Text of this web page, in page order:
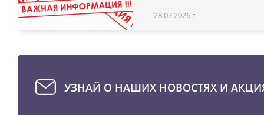
28.07.2026 г.
УЗНАЙ О НАШИХ НОВОСТЯХ И